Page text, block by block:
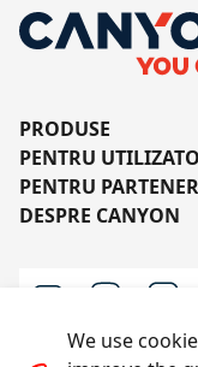
PRODUSE
PENTRU
PENTRU
DESPRE CANYON
We use